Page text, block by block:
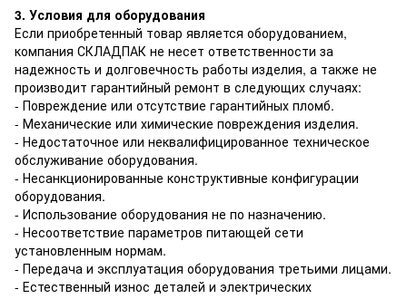
3. Условия для оборудования
Если приобретенный товар является оборудованием,
компания СКЛАДПАК не несет ответственности за
надежность и долговечность работы изделия, а также не
производит гарантийный ремонт в следующих случаях:
- Повреждение или отсутствие гарантийных пломб.
- Механические или химические повреждения изделия.
- Недостаточное или неквалифицированное техническое
обслуживание оборудования.
- Несанкционированные конструктивные конфигурации
оборудования.
- Использование оборудования не по назначению.
- Несоответствие параметров питающей сети
установленным нормам.
- Передача и эксплуатация оборудования третьими лицами.
- Естественный износ деталей и электрических